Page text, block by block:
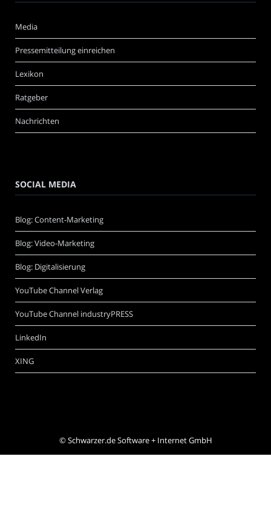
Media
Pressemitteilung einreichen
Lexikon
Ratgeber
Nachrichten
SOCIAL MEDIA
Blog: Content-Marketing
Blog: Video-Marketing
Blog: Digitalisierung
YouTube Channel Verlag
YouTube Channel industryPRESS
LinkedIn
XING
©Schwarzer.de Software + Internet GmbH